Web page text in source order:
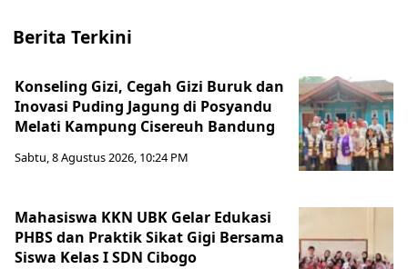
Berita Terkini
Konseling Gizi, Cegah Gizi Buruk dan
Inovasi Puding Jagung di Posyandu
Melati Kampung Cisereuh Bandung
Sabtu, 8 Agustus 2026, 10:24 PM
Mahasiswa KKN UBK Gelar Edukasi
PHBS dan Praktik Sikat Gigi Bersama
Siswa Kelas I SDN Cibogo